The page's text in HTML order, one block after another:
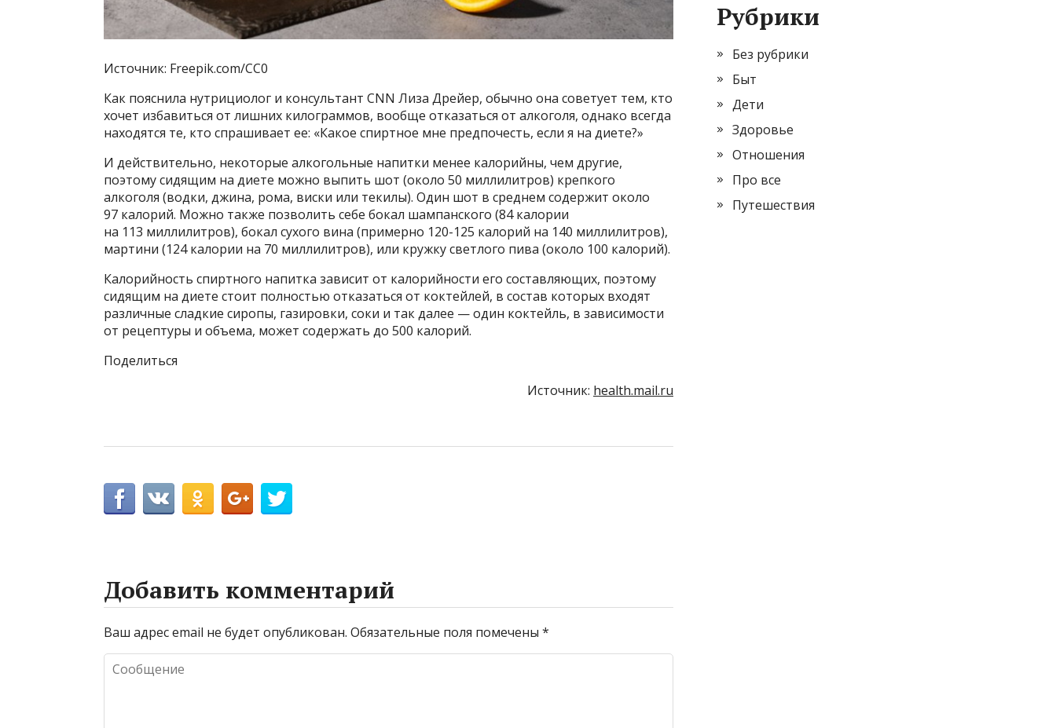
Источник: Freepik.com/CC0
Как пояснила нутрициолог и консультант CNN Лиза Дрейер, обычно она советует тем, кто
хочет избавиться от лишних килограммов, вообще отказаться от алкоголя, однако всегда
находятся те, кто спрашивает ее: «Какое спиртное мне предпочесть, если я на диете?»
И действительно, некоторые алкогольные напитки менее калорийны, чем другие,
поэтому сидящим на диете можно выпить шот (около 50 миллилитров) крепкого
алкоголя (водки, джина, рома, виски или текилы). Один шот в среднем содержит около
97 калорий. Можно также позволить себе бокал шампанского (84 калории
на 113 миллилитров), бокал сухого вина (примерно 120-125 калорий на 140 миллилитров),
мартини (124 калории на 70 миллилитров), или кружку светлого пива (около 100 калорий).
Калорийность спиртного напитка зависит от калорийности его составляющих, поэтому
сидящим на диете стоит полностью отказаться от коктейлей, в состав которых входят
различные сладкие сиропы, газировки, соки и так далее — один коктейль, в зависимости
от рецептуры и объема, может содержать до 500 калорий.
Поделиться
Источник: health.mail.ru
Добавить комментарий
Ваш адрес email не будет опубликован. Обязательные поля помечены *
Рубрики
Без рубрики
Быт
Дети
Здоровье
Отношения
Про все
Путешествия